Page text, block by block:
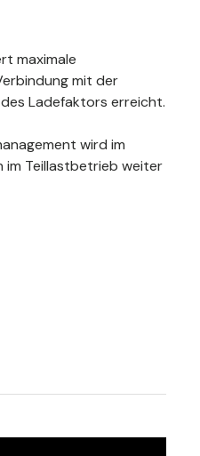
maximale
mit der
des Ladefaktors erreicht.
wird im
im Teillastbetrieb weiter